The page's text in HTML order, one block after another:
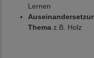
Lernen
Thema z.B. Holz